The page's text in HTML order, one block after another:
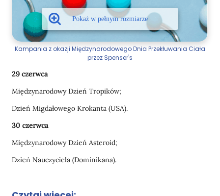
Kampania z okazji Międzynarodowego Dnia Przekłuwania Ciała
przez Spenser's
29 czerwca
Międzynarodowy Dzień Tropików;
Dzień Migdałowego Krokanta (USA).
30 czerwca
Międzynarodowy Dzień Asteroid;
Dzień Nauczyciela (Dominikana).